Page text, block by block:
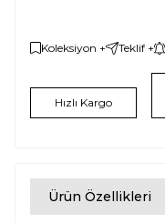
Koleksiyon + Teklif +
Hızlı Kargo
Ürün Özellikleri